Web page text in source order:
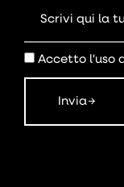
Accetto l'uso
Invia